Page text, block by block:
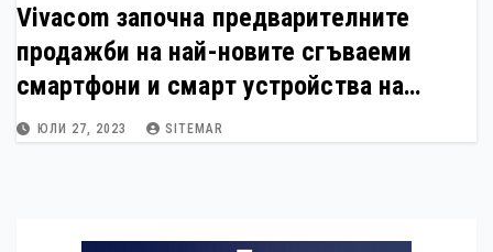
Vivacom започна предварителните
продажби на най-новите сгъваеми
смартфони и смарт устройства на
Samsung
ЮЛИ 27, 2023 SITEMAR